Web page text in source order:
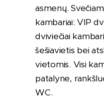
asmenų.
kambariai: VIP
dviviečiai
šešiavietis bei
vietomis. Visi
patalyne,
WC.